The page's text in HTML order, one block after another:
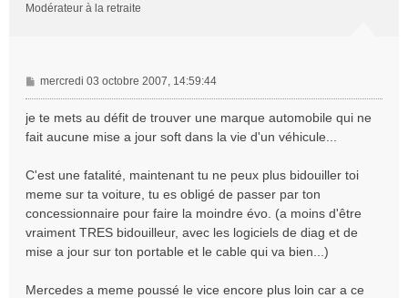
Modérateur à la retraite
M
e
s
s
a
e
mercredi 03 octobre 2007, 14:59:44
je te mets au défit de trouver une marque automobile qui ne
fait aucune mise a jour soft dans la vie d'un véhicule...
C'est une fatalité, maintenant tu ne peux plus bidouiller toi
meme sur ta voiture, tu es obligé de passer par ton
concessionnaire pour faire la moindre évo. (a moins d'être
vraiment TRES bidouilleur, avec les logiciels de diag et de
mise a jour sur ton portable et le cable qui va bien...)
Mercedes a meme poussé le vice encore plus loin car a ce